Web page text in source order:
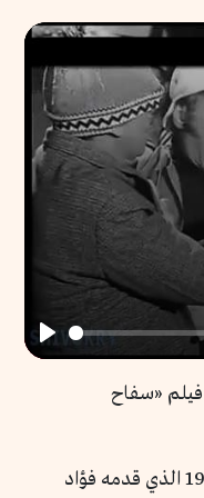
Play
فيلم «سفاح
كما في فيلم «مطاردة غرامية» 1968 الذي قدمه فؤاد